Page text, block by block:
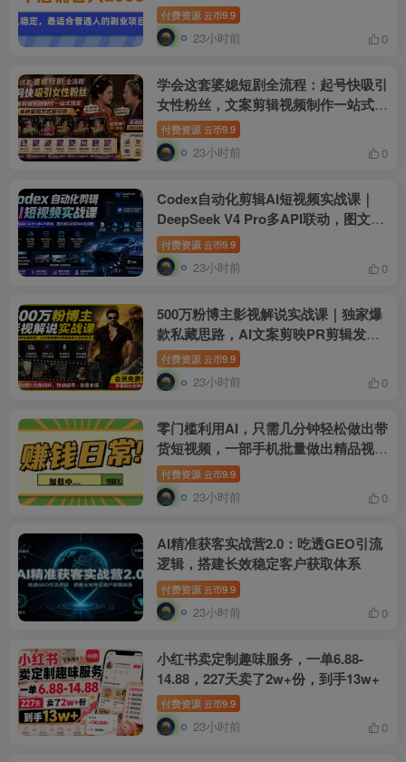
付费资源 云币9.9
23小时前 0
学会这套婆媳短剧全流程：起号快吸引
女性粉丝，文案剪辑视频制作一站式搞
定，多种变现方式都可做
付费资源 云币9.9
23小时前 0
Codex自动化剪辑AI短视频实战课｜
DeepSeek V4 Pro多API联动，图文成
片封装Skill全流程
付费资源 云币9.9
23小时前 0
500万粉博主影视解说实战课｜独家爆
款私藏思路，AI文案剪映PR剪辑发布
全流程教学
付费资源 云币9.9
23小时前 0
零门槛利用AI，只需几分钟轻松做出带
货短视频，一部手机批量做出精品视
频，月入万元
付费资源 云币9.9
23小时前 0
AI精准获客实战营2.0：吃透GEO引流
逻辑，搭建长效稳定客户获取体系
付费资源 云币9.9
23小时前 0
小红书卖定制趣味服务，一单6.88-
14.88，227天卖了2w+份，到手13w+
付费资源 云币9.9
23小时前 0